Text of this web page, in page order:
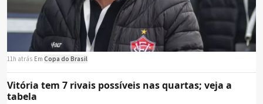
11h atrás Em Copa do Brasil
Vitória tem 7 rivais possíveis nas quartas; veja a
tabela